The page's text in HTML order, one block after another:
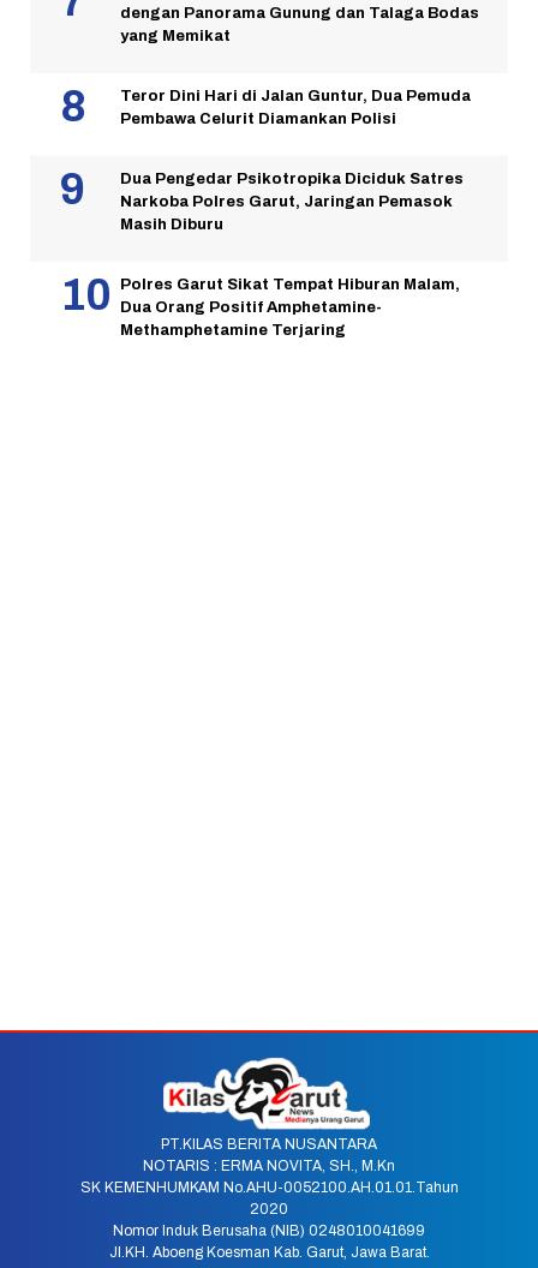
dengan Panorama Gunung dan Talaga Bodas
yang Memikat
Teror Dini Hari di Jalan Guntur, Dua Pemuda
Pembawa Celurit Diamankan Polisi
Dua Pengedar Psikotropika Diciduk Satres
Narkoba Polres Garut, Jaringan Pemasok
Masih Diburu
Polres Garut Sikat Tempat Hiburan Malam,
Dua Orang Positif Amphetamine-
Methamphetamine Terjaring
PT.KILAS BERITA NUSANTARA
NOTARIS : ERMA NOVITA, SH., M.Kn
SK KEMENHUMKAM No.AHU-0052100.AH.01.01.Tahun
2020
Nomor Induk Berusaha (NIB) 0248010041699
Jl.KH. Aboeng Koesman Kab. Garut, Jawa Barat.